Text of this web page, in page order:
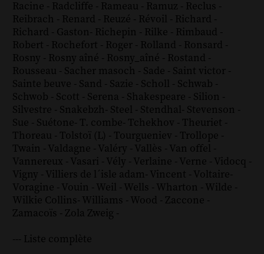
Racine - Radcliffe - Rameau - Ramuz - Reclus -
Reibrach - Renard - Reuzé - Révoil - Richard -
Richard - Gaston- Richepin - Rilke - Rimbaud -
Robert - Rochefort - Roger - Rolland - Ronsard -
Rosny - Rosny aîné - Rosny_aîné - Rostand -
Rousseau - Sacher masoch - Sade - Saint victor -
Sainte beuve - Sand - Sazie - Scholl - Schwab -
Schwob - Scott - Serena - Shakespeare - Silion -
Silvestre - Snakebzh- Steel - Stendhal- Stevenson -
Sue - Suétone- T. combe- Tchekhov - Theuriet -
Thoreau - Tolstoï (L) - Tourgueniev - Trollope -
Twain - Valdagne - Valéry - Vallès - Van offel -
Vannereux - Vasari - Vély - Verlaine - Verne - Vidocq -
Vigny - Villiers de l´isle adam- Vincent - Voltaire-
Voragine - Vouin - Weil - Wells - Wharton - Wilde -
Wilkie Collins- Williams - Wood - Zaccone -
Zamacoïs - Zola Zweig -
--- Liste complète